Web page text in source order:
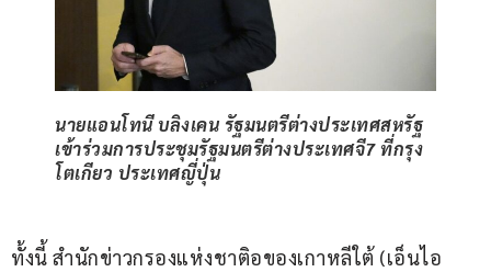
นายแอนโทนี บลิงเคน รัฐมนตรีต่างประเทศสหรัฐ
เข้าร่วมการประชุมรัฐมนตรีต่างประเทศจี7 ที่กรุง
โตเกียว ประเทศญี่ปุ่น
ทั้งนี้ สำนักข่าวกรองแห่งชาติอของเกาหลีใต้ (เอ็นไอ